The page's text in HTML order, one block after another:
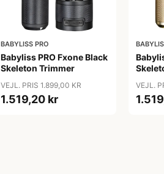
BABYLISS PRO
Babyliss PRO Fxone Black
Skeleton Trimmer
VEJL. PRIS 1.899,00 KR
1.519,20 kr
VEJL.